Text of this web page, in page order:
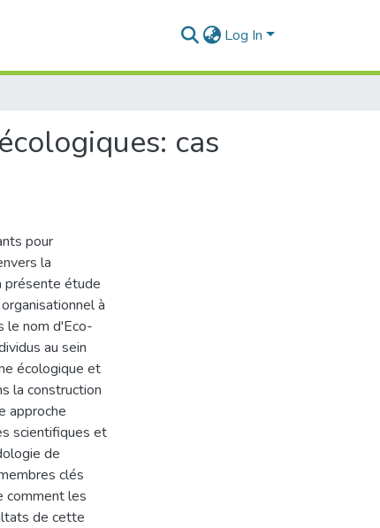
Log In
cas
pour
la
présente étude
à
le nom d'Eco-
au sein
écologique et
la construction
approche
scientifiques et
de
clés
comment les
de cette